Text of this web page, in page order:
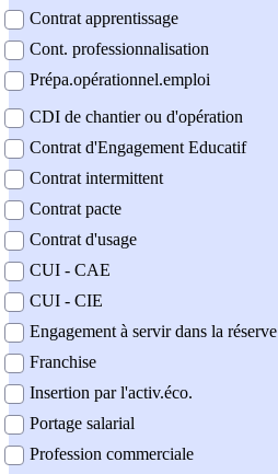
Contrat apprentissage
Cont. professionnalisation
Prépa.opérationnel.emploi
CDI de chantier ou d'opération
Contrat d'Engagement Educatif
Contrat intermittent
Contrat pacte
Contrat d'usage
CUI - CAE
CUI - CIE
Engagement à servir dans la réserve
Franchise
Insertion par l'activ.éco.
Portage salarial
Profession commerciale